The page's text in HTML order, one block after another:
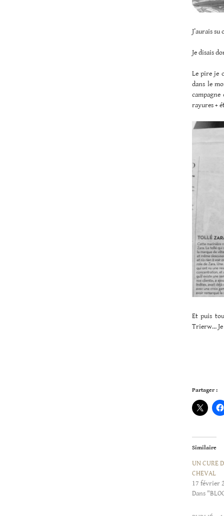
J’aurais
Je disais
Le pire je
dans le
rayures +
Et puis
Trierw… Je
Partager :
Similaire
UN CURE
CHEVAL
17 février
Dans